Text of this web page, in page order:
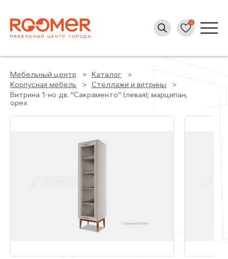
Мебельный центр
Каталог
Корпусная мебель
Стеллажи и витрины
Витрина 1-но дв. "Сакраменто" (левая); марципан,
орех